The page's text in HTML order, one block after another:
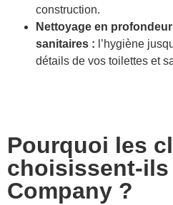
construction.
Nettoyage en
sanitaires : l’hygiène
détails de vos toilettes et
Pourquoi les
choisissent-ils
Company ?